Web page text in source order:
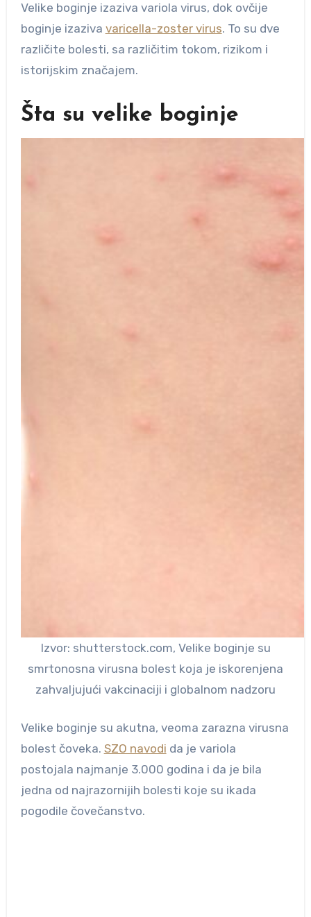
Velike boginje izaziva variola virus, dok ovčije
boginje izaziva varicella-zoster virus. To su dve
različite bolesti, sa različitim tokom, rizikom i
istorijskim značajem.
Šta su velike boginje
Izvor: shutterstock.com, Velike boginje su
smrtonosna virusna bolest koja je iskorenjena
zahvaljujući vakcinaciji i globalnom nadzoru
Velike boginje su akutna, veoma zarazna virusna
bolest čoveka. SZO navodi da je variola
postojala najmanje 3.000 godina i da je bila
jedna od najrazornijih bolesti koje su ikada
pogodile čovečanstvo.